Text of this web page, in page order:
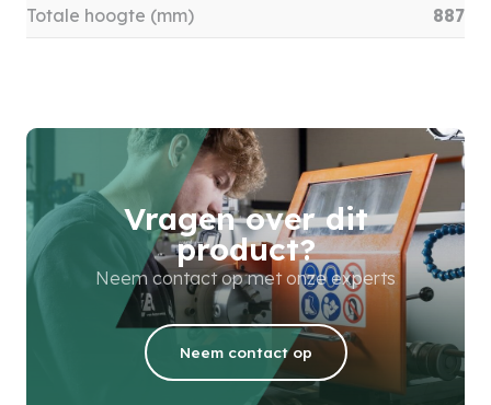
Totale hoogte (mm) 887
Vragen over dit
product?
Neem contact op met onze experts
Neem contact op